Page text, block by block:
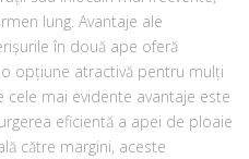
lung. Avantaje ale
în două ape oferă
opțiune atractivă pentru mulți
mai evidente avantaje este
eficientă a apei de ploaie
către margini, aceste